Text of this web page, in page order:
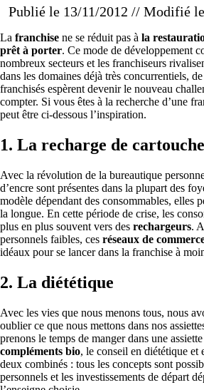
Publié le 13/11/2012 // Modifié
La franchise ne se réduit pas à la
prêt à porter. Ce mode de développement
nombreux secteurs et les franchiseurs
dans les domaines déjà très concurrentiels,
franchisés espèrent devenir le nouveau
compter. Si vous êtes à la recherche d’une
peut être ci-dessous l’inspiration.
1. La recharge de
Avec la révolution de la bureautique
d’encre sont présentes dans la plupart des
modèle dépendant des consommables, elles
la longue. En cette période de crise, les
plus en plus souvent vers des rechargeurs.
personnels faibles, ces réseaux de
idéaux pour se lancer dans la franchise à
2. La diététique
Avec les vies que nous menons tous, nous
oublier ce que nous mettons dans nos
prenons le temps de manger dans une
compléments bio, le conseil en diététique
deux combinés : tous les concepts sont
personnels et les investissements de départ